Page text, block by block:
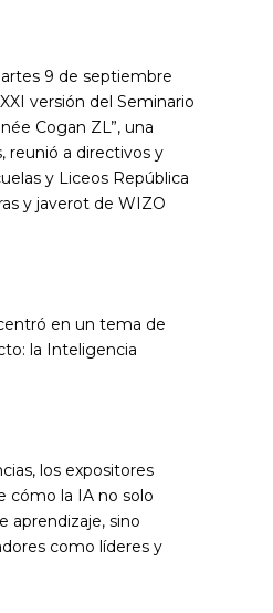
9 de septiembre
versión del Seminario
Cogan ZL”, una
reunió a directivos y
y Liceos República
y javerot de WIZO
en un tema de
la Inteligencia
los expositores
cómo la IA no solo
aprendizaje, sino
como líderes y